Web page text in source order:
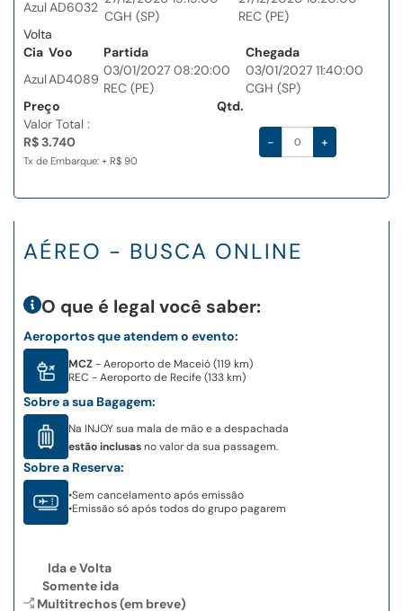
Azul AD6032
CGH (SP)
REC (PE)
Volta
Cia Voo Partida
Chegada
AzulAD4089
03/01/2027 08:20:00
REC (PE)
03/01/2027 11:40:00
CGH (SP)
Preço
Qtd.
Valor Total :
R$ 3.740
Tx de Embarque: + R$ 90
- +
AÉREO - BUSCA ONLINE
O que é legal você saber:
Aeroportos que atendem o evento:
MCZ - Aeroporto de Maceió (119 km)
REC - Aeroporto de Recife (133 km)
Sobre a sua Bagagem:
Na INJOY sua mala de mão e a despachada
estão inclusasno valor da sua passagem.
Sobre a Reserva:
•Sem cancelamento após emissão
•Emissão só após todos do grupo pagarem
Ida e Volta
Somente ida
Multitrechos (em breve)